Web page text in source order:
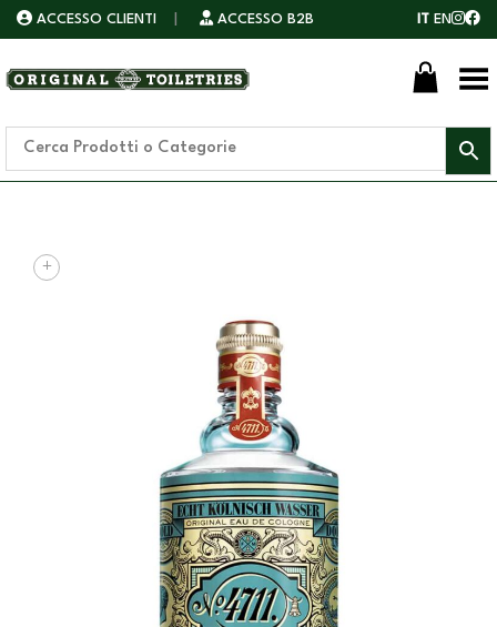
ACCESSO CLIENTI ACCESSO B2B IT EN
Toggle Menu
+